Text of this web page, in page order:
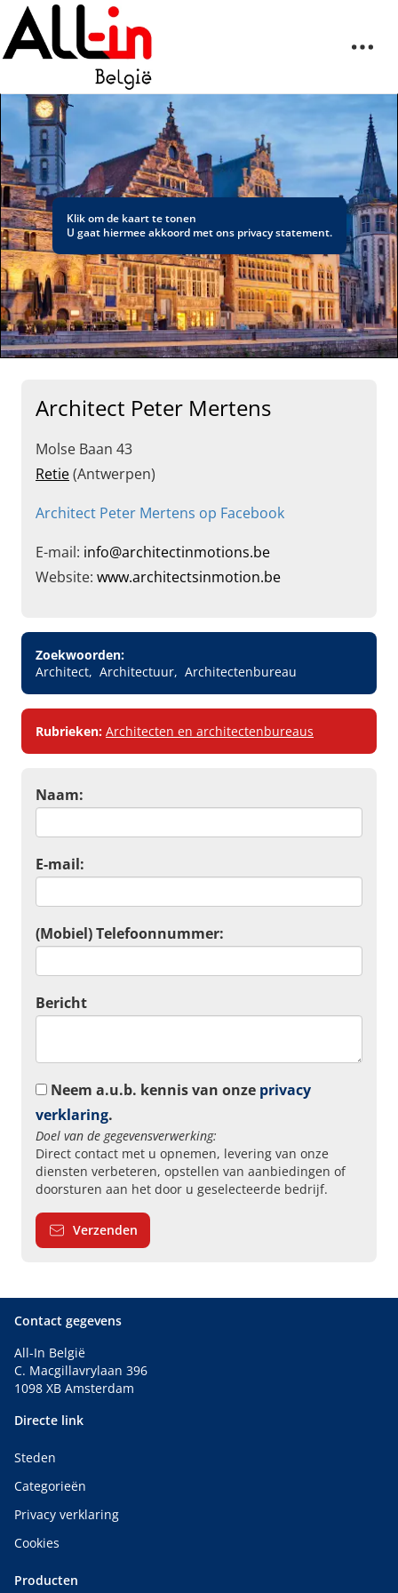
Klik om de kaart te tonen
U gaat hiermee akkoord met ons privacy statement.
Architect Peter Mertens
Molse Baan 43
Retie(Antwerpen)
Architect Peter Mertens op Facebook
E-mail: info@architectinmotions.be
Website: www.architectsinmotion.be
Zoekwoorden:
Architect
Architectuur Architectenbureau
Rubrieken: Architecten en architectenbureaus
Naam:
E-mail:
(Mobiel) Telefoonnummer:
Bericht
Neem a.u.b. kennis van onze privacy
verklaring.
Doel van de gegevensverwerking:
Direct contact met u opnemen, levering van onze
diensten verbeteren, opstellen van aanbiedingen of
doorsturen aan het door u geselecteerde bedrijf.
Verzenden
Contact gegevens
All-In België
C. Macgillavrylaan 396
1098 XB Amsterdam
Directe link
Steden
Categorieën
Privacy verklaring
Cookies
Producten